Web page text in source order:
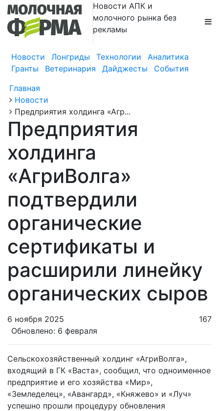
Новости АПК и
молочного рынка без
рекламы
Новости Лонгриды Технологии
Аналитика
Гранты
Ветеринария Дайджесты
События
Главная
Новости
Предприятия холдинга «Агр...
Предприятия
холдинга
«АгриВолга»
подтвердили
органические
сертификаты и
расширили линейку
органических сыров
6 ноября 2025
Обновлено: 6 февраля
167
Сельскохозяйственный холдинг «АгриВолга»,
входящий в ГК «Васта», сообщил, что одноименное
предприятие и его хозяйства «Мир»,
«Земледелец», «Авангард», «Княжево» и «Луч»
успешно прошли процедуру обновления